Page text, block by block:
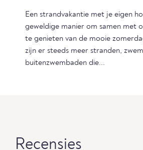
Een strandvakantie met je eigen
geweldige manier om samen met
te genieten van de mooie
zijn er steeds meer stranden,
buitenzwembaden die...
Recensies